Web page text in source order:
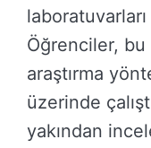
Öğrenciler,
araştırma
üzerinde
yakından